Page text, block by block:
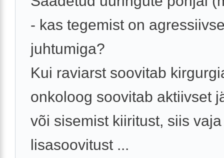
- kas tegemist on
juhtumiga?
Kui raviarst soovitab
onkoloog soovitab aktiivset
või sisemist kiiritust, siis vaja
lisasoovitust ...